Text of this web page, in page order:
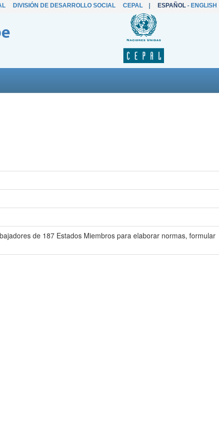
DIVISIÓN DE DESARROLLO SOCIAL CEPAL| ESPAÑOL- ENGLISH
de 187 Estados Miembros para elaborar normas, formular